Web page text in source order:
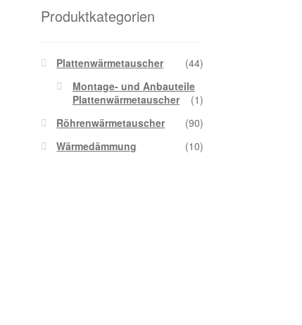
Produktkategorien
Plattenwärmetauscher
(44)
Montage- und Anbauteile
Plattenwärmetauscher
(1)
Röhrenwärmetauscher
(90)
Wärmedämmung
(10)